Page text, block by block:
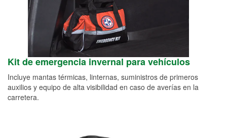
Kit de emergencia invernal para vehículos
Incluye mantas térmicas, linternas, suministros de primeros
auxilios y equipo de alta visibilidad en caso de averías en la
carretera.